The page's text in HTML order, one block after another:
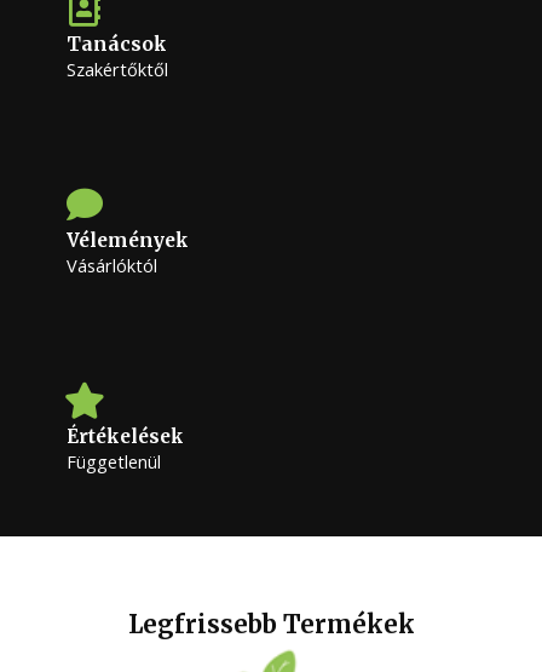
Tanácsok
Szakértőktől
Vélemények
Vásárlóktól
Értékelések
Függetlenül
Legfrissebb Termékek